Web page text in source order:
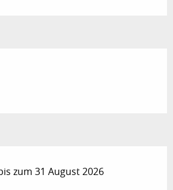
zum 31 August 2026